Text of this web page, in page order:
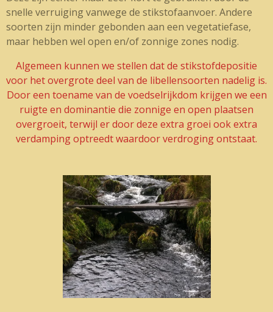
snelle verruiging vanwege de stikstofaanvoer. Andere
soorten zijn minder gebonden aan een vegetatiefase,
maar hebben wel open en/of zonnige zones nodig.
Algemeen kunnen we stellen dat de stikstofdepositie
voor het overgrote deel van de libellensoorten nadelig is.
Door een toename van de voedselrijkdom krijgen we een
ruigte en dominantie die zonnige en open plaatsen
overgroeit, terwijl er door deze extra groei ook extra
verdamping optreedt waardoor verdroging ontstaat.